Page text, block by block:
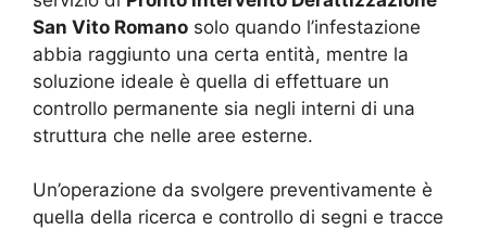
San Vito Romano solo quando l’infestazione
abbia raggiunto una certa entità, mentre la
soluzione ideale è quella di effettuare un
controllo permanente sia negli interni di una
struttura che nelle aree esterne.
Un’operazione da svolgere preventivamente è
quella della ricerca e controllo di segni e tracce